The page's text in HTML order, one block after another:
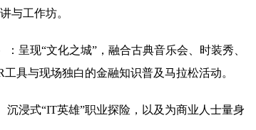
与工作坊。
呈现“文化之城”，融合古典音乐会、时装秀、
具与现场独白的金融知识普及马拉松活动。
浸式“IT英雄”职业探险，以及为商业人士量身